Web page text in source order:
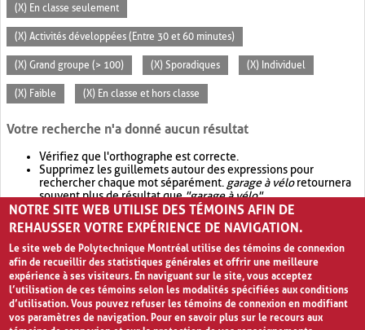
(X) En classe seulement
(X) Activités développées (Entre 30 et 60 minutes)
(X) Grand groupe (> 100) (X) Sporadiques (X) Individuel
(X) Faible (X) En classe et hors classe
Votre recherche n'a donné aucun résultat
Vérifiez que l'orthographe est correcte.
Supprimez les guillemets autour des expressions pour
rechercher chaque mot séparément. garage à véloretournera
souvent plus de résultat que"garage à vélo".
Envisagez d'élargir votre recherche avec OR.garage OR vélo
retournera souvent plus de résultat quegarage à vélo
NOTRE SITE WEB UTILISE DES TÉMOINS AFIN DE
REHAUSSER VOTRE EXPÉRIENCE DE NAVIGATION.
Le site web de Polytechnique Montréal utilise des témoins de connexion
afin de recueillir des statistiques générales et offrir une meilleure
expérience à ses visiteurs. En naviguant sur le site, vous acceptez
l’utilisation de ces témoins selon les modalités spécifiées aux conditions
d’utilisation. Vous pouvez refuser les témoins de connexion en modifiant
vos paramètres de navigation. Pour en savoir plus sur le recours aux